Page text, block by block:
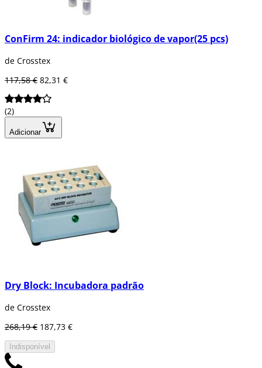
ConFirm 24: indicador biológico de vapor(25 pcs)
de Crosstex
117,58 € 82,31 €
(2)
Adicionar
Dry Block: Incubadora padrão
de Crosstex
268,19 € 187,73 €
Indisponível